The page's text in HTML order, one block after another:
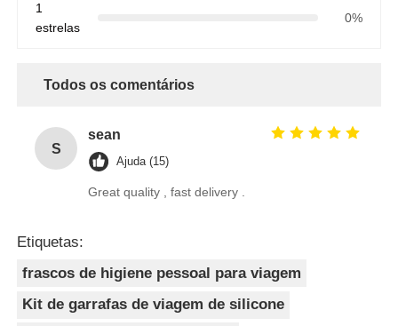
1
estrelas
0%
Todos os comentários
S
sean
Ajuda (15)
Great quality , fast delivery .
Etiquetas:
frascos de higiene pessoal para viagem
Kit de garrafas de viagem de silicone